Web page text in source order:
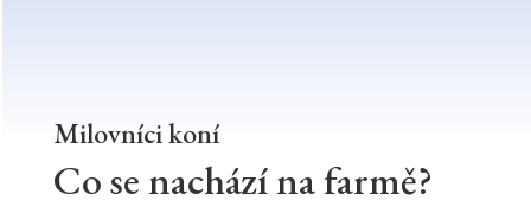
Milovníci koní
Co se nachází na farmě?